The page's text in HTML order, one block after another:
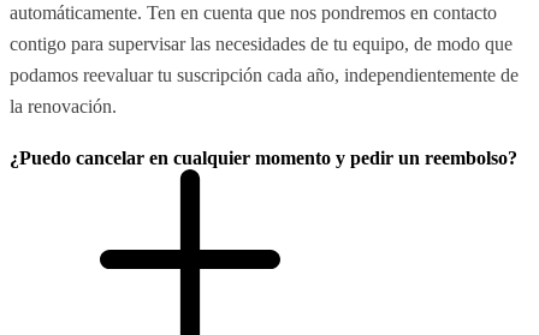
automáticamente. Ten en cuenta que nos pondremos en contacto
contigo para supervisar las necesidades de tu equipo, de modo que
podamos reevaluar tu suscripción cada año, independientemente de
la renovación.
¿Puedo cancelar en cualquier momento y pedir un reembolso?